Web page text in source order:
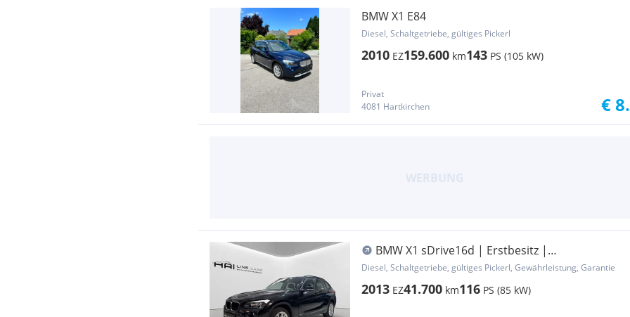
BMW X1 E84
Diesel, Schaltgetriebe, gültiges Pickerl
2010 EZ159.600 km143 PS (105 kW)
Privat
4081 Hartkirchen
€
BMW X1 sDrive16d | Erstbesitz |
Klimaautomatik | PD...
Diesel, Schaltgetriebe, gültiges Pickerl, Gewährleistung, Garantie
2013 EZ41.700 km116 PS (85 kW)